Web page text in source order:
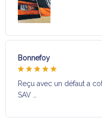
Bonnefoy
Reçu avec un défaut a
SAV …